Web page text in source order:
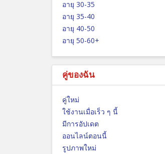
อายุ 30-35
อายุ 35-40
อายุ 40-50
อายุ 50-60+
คู่ของฉัน
คู่ใหม่
ใช้งานเมื่อเร็ว ๆ นี้
มีการอัปเดต
ออนไลน์ตอนนี้
รูปภาพใหม่